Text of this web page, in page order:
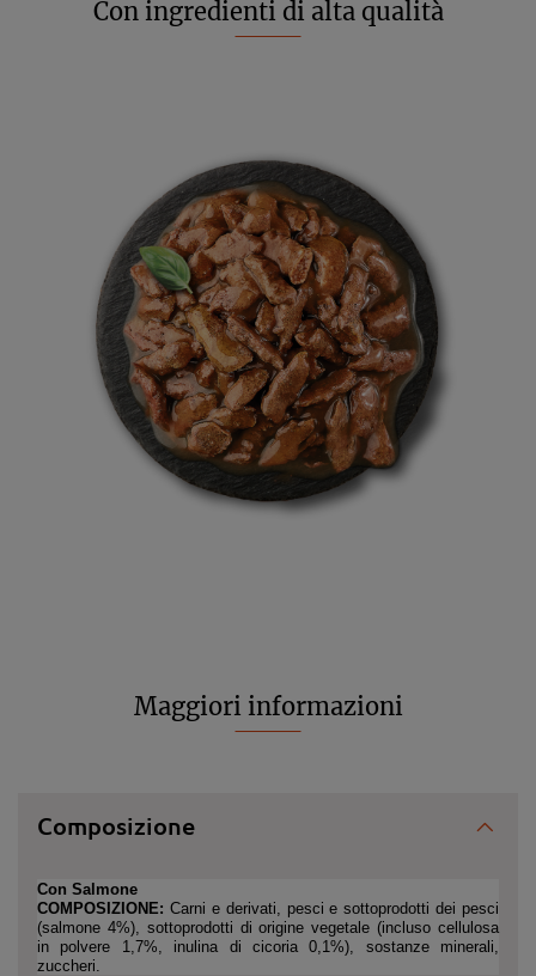
Con ingredienti di alta qualità
Maggiori informazioni
Composizione
Con Salmone
COMPOSIZIONE: Carni e derivati, pesci e sottoprodotti dei pesci
(salmone 4%), sottoprodotti di origine vegetale (incluso cellulosa
in polvere 1,7%, inulina di cicoria 0,1%), sostanze minerali,
zuccheri.